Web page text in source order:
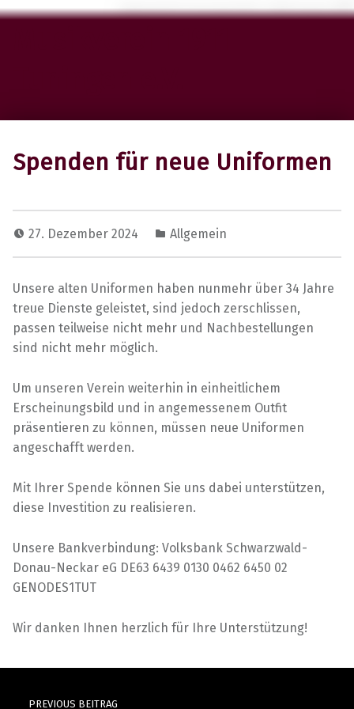
Spenden für neue Uniformen
27. Dezember 2024 Allgemein
Unsere alten Uniformen haben nunmehr über 34 Jahre
treue Dienste geleistet, sind jedoch zerschlissen,
passen teilweise nicht mehr und Nachbestellungen
sind nicht mehr möglich.
Um unseren Verein weiterhin in einheitlichem
Erscheinungsbild und in angemessenem Outfit
präsentieren zu können, müssen neue Uniformen
angeschafft werden.
Mit Ihrer Spende können Sie uns dabei unterstützen,
diese Investition zu realisieren.
Unsere Bankverbindung: Volksbank Schwarzwald-
Donau-Neckar eG DE63 6439 0130 0462 6450 02
GENODES1TUT
Wir danken Ihnen herzlich für Ihre Unterstützung!
Post navigation
PREVIOUS BEITRAG